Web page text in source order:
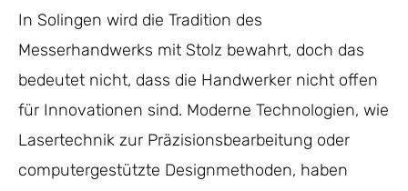
In Solingen wird die Tradition des
Messerhandwerks mit Stolz bewahrt, doch das
bedeutet nicht, dass die Handwerker nicht offen
für Innovationen sind. Moderne Technologien, wie
Lasertechnik zur Präzisionsbearbeitung oder
computergestützte Designmethoden, haben